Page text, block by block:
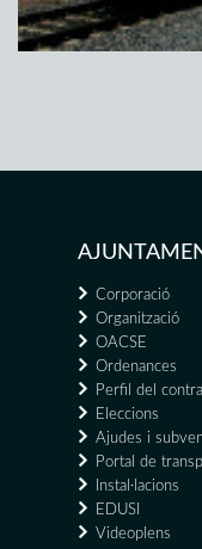
Corporació
Organització
OACSE
Ordenances
Perfil del
Eleccions
Ajudes i
Portal de
Instal·lacions
EDUSI
Videoplens